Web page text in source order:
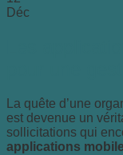
Déc
La quête d’une
est devenue un
sollicitations qui
applications